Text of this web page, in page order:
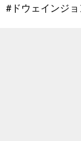
#ドウェインジ